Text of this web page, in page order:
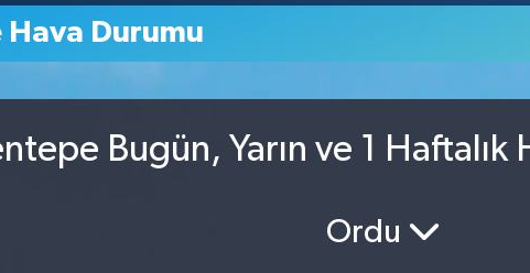
Durumu
Bugün, Yarın ve 1 Haftalık
Ordu